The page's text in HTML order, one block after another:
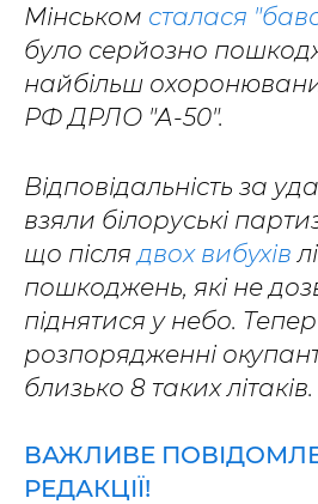
Мінськом сталася
було серйозно
найбільш
РФ ДРЛО "А-50".
Відповідальність за
взяли білоруські
що після двох вибухів
пошкоджень, які не
піднятися у небо.
розпорядженні
близько 8 таких літаків.
ВАЖЛИВЕ
РЕДАКЦІЇ!